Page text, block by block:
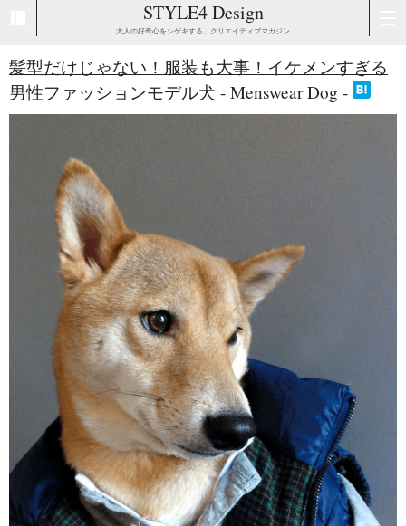
STYLE4 Design
大人の好奇心をシゲキする、クリエイティブマガジン
髪型だけじゃない！服装も大事！イケメンすぎる
男性ファッションモデル犬 - Menswear Dog -